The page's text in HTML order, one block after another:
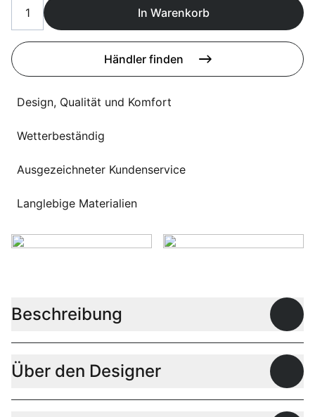
Uber uns
Sprachwahl
In Warenkorb
Händler finden
Design, Qualität und Komfort
Wetterbeständig
Ausgezeichneter Kundenservice
Langlebige Materialien
Beschreibung
Über den Designer